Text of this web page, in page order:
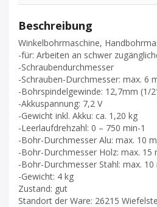
Beschreibung
Winkelbohrmaschine,
-für: Arbeiten an schwer
-Schraubendurchmesser
-Schrauben-Durchmesser: max. 6
-Bohrspindelgewinde: 12,7mm (1/
-Akkuspannung: 7,2 V
-Gewicht inkl. Akku: ca. 1,20 kg
-Leerlaufdrehzahl: 0 – 750 min-1
-Bohr-Durchmesser Alu: max. 10
-Bohr-Durchmesser Holz: max. 15
-Bohr-Durchmesser Stahl: max. 10
-Gewicht: 4 kg
Zustand: gut
Standort der Ware: 26215